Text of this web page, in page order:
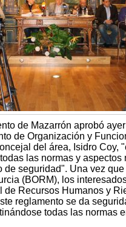
de Mazarrón aprobó
de Organización y
del área, Isidro Coy,
las normas y
seguridad". Una vez
(BORM), los
Recursos Humanos y
reglamento se da
todas las normas